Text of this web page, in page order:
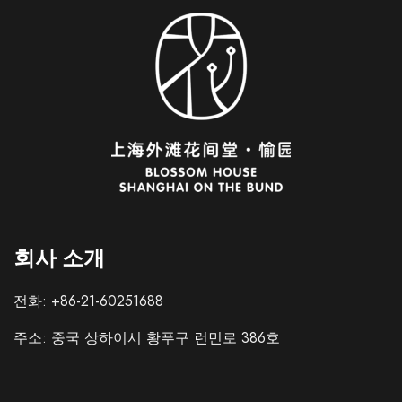
회사 소개
전화: +86-21-60251688
주소: 중국 상하이시 황푸구 런민로 386호
Spanish